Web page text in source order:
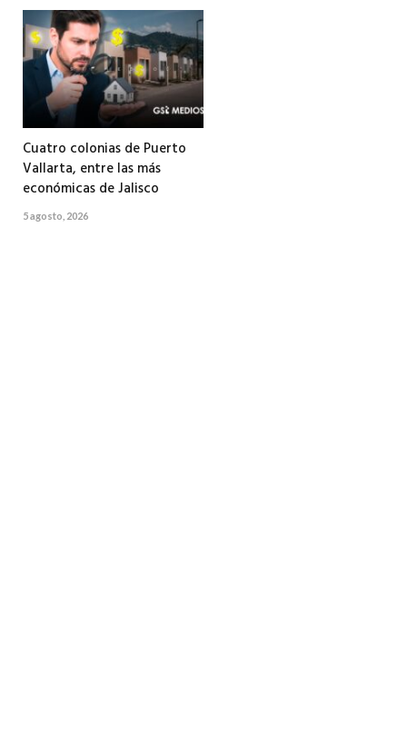
Cuatro colonias de Puerto
Vallarta, entre las más
económicas de Jalisco
5 agosto, 2026